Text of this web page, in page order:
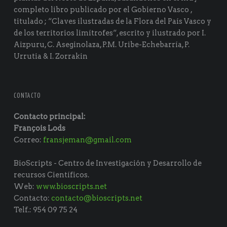
completo libro publicado por el Gobierno Vasco ,
titulado ; “Claves ilustradas de la Flora del País Vasco y
de los territorios limítrofes“, escrito y ilustrado por I.
Aizpuru, C. Aseginolaza, P.M. Uribe-Echebarría, P.
Urrutia & I. Zorrakin
CONTACTO
Contacto principal:
François Lods
Correo: fransjeman@gmail.com
BioScripts - Centro de Investigación y Desarrollo de
recursos Científicos.
Web: www.bioscripts.net
Contacto:contacto@bioscripts.net
Telf.: 954 09 75 24